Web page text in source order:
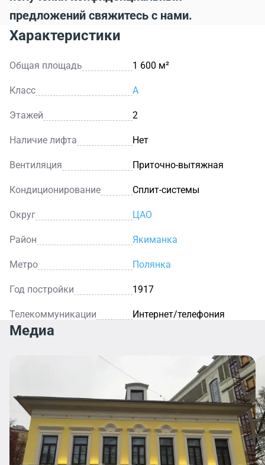
предложений свяжитесь с нами.
Характеристики
Общая площадь 1 600 м²
Класс A
Этажей 2
Наличие лифта Нет
Вентиляция Приточно-вытяжная
Кондиционирование Сплит-системы
Округ ЦАО
Район Якиманка
Метро Полянка
Год постройки 1917
Телекоммуникации Интернет/телефония
Медиа